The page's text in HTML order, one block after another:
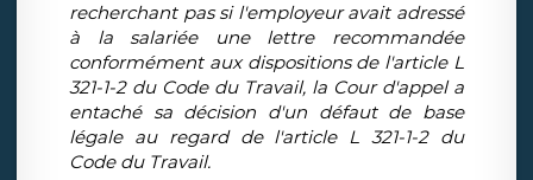
recherchant pas si l'employeur avait adressé
à la salariée une lettre recommandée
conformément aux dispositions de l'article L
321-1-2 du Code du Travail, la Cour d'appel a
entaché sa décision d'un défaut de base
légale au regard de l'article L 321-1-2 du
Code du Travail.